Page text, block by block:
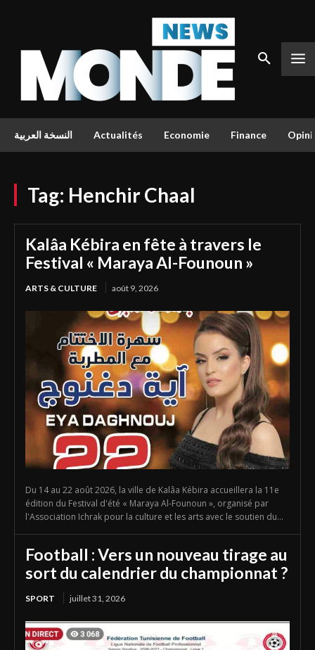
النسخة العربية Actualités Economie Finance
Tag: Henchir Chaal
Kalâa Kébira en fête à travers le
Festival « Maraya Al-Founoun »
ARTS & CULTURE août 9, 2026
Du 14 au 22 août 2026, la ville de Kalâa Kébira accueillera la 11e
édition du Festival d'été « Maraya Al-Founoun », organisé par
l'Association Ichrak pour la culture et les arts avec le soutien du...
Football : Vers un nouveau tirage au
sort du calendrier du championnat ?
SPORT juillet 31, 2026